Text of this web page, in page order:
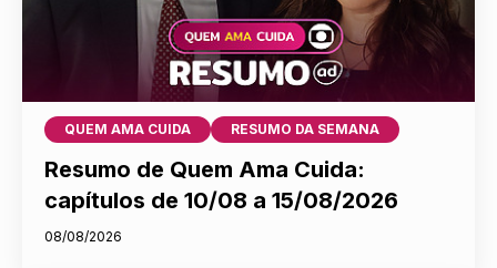
QUEM AMA CUIDA RESUMO DA SEMANA
Resumo de Quem Ama Cuida:
capítulos de 10/08 a 15/08/2026
08/08/2026